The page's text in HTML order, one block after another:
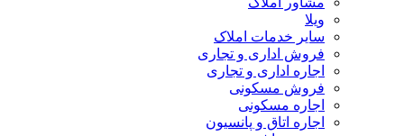
سایر خدمات املاک
فروش اداری و تجاری
اجاره اداری و تجاری
فروش مسکونی
اجاره مسکونی
اجاره اتاق و پانسیون